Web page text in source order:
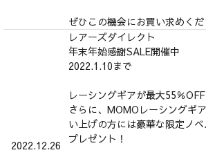
ぜひこの機会にお買い求めく
2022.12.26
レアーズダイレクト
年末年始感謝SALE開催中
2022.1.10まで
レーシングギアが最大55％OFF
さらに、MOMOレーシングギ
い上げの方には豪華な限定ノ
プレゼント！